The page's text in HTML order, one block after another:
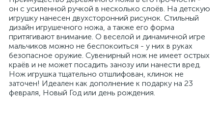
он с усиленной ручкой в несколько слоёв. На детскую
игрушку нанесен двухсторонний рисунок. Стильный
дизайн игрушечного ножа, а также его форма
притягивают внимание. О веселой и динамичной игре
мальчиков можно не беспокоиться - у них в руках
безопасное оружие. Сувенирный нож не имеет острых
краёв и не может посадить занозу или нанести вред.
Нож игрушка тщательно отшлифован, клинок не
заточен! Идеален как дополнение к подарку на 23
февраля, Новый Год или день рождения.